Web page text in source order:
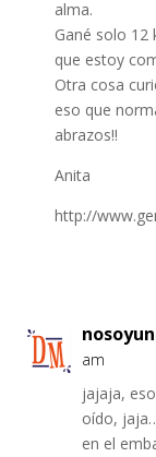
alma.
Gané solo 12
que estoy
Otra cosa
eso que
abrazos!!
Anita
http://
am
jajaja,
oído,
en el